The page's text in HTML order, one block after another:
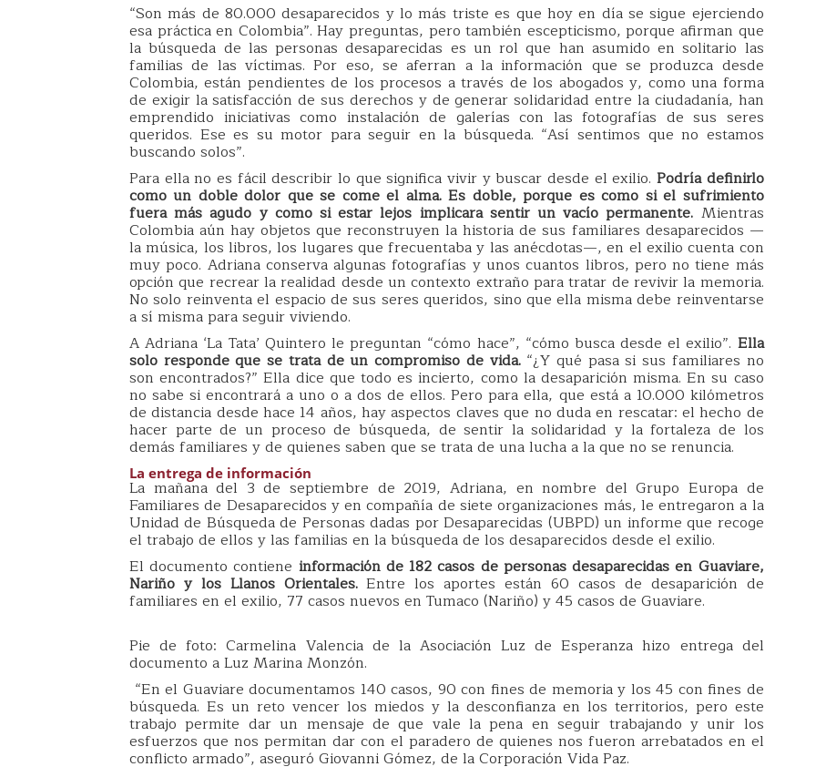
“Son más de 80.000 desaparecidos y lo más triste es que hoy en día se sigue ejerciendo
esa práctica en Colombia”. Hay preguntas, pero también escepticismo, porque afirman que
la búsqueda de las personas desaparecidas es un rol que han asumido en solitario las
familias de las víctimas. Por eso, se aferran a la información que se produzca desde
Colombia, están pendientes de los procesos a través de los abogados y, como una forma
de exigir la satisfacción de sus derechos y de generar solidaridad entre la ciudadanía, han
emprendido iniciativas como instalación de galerías con las fotografías de sus seres
queridos. Ese es su motor para seguir en la búsqueda. “Así sentimos que no estamos
buscando solos”.
Para ella no es fácil describir lo que significa vivir y buscar desde el exilio. Podría definirlo
como un doble dolor que se come el alma. Es doble, porque es como si el sufrimiento
fuera más agudo y como si estar lejos implicara sentir un vacío permanente. Mientras
Colombia aún hay objetos que reconstruyen la historia de sus familiares desaparecidos —
la música, los libros, los lugares que frecuentaba y las anécdotas—, en el exilio cuenta con
muy poco. Adriana conserva algunas fotografías y unos cuantos libros, pero no tiene más
opción que recrear la realidad desde un contexto extraño para tratar de revivir la memoria.
No solo reinventa el espacio de sus seres queridos, sino que ella misma debe reinventarse
a sí misma para seguir viviendo.
A Adriana ‘La Tata’ Quintero le preguntan “cómo hace”, “cómo busca desde el exilio”. Ella
solo responde que se trata de un compromiso de vida. “¿Y qué pasa si sus familiares no
son encontrados?” Ella dice que todo es incierto, como la desaparición misma. En su caso
no sabe si encontrará a uno o a dos de ellos. Pero para ella, que está a 10.000 kilómetros
de distancia desde hace 14 años, hay aspectos claves que no duda en rescatar: el hecho de
hacer parte de un proceso de búsqueda, de sentir la solidaridad y la fortaleza de los
demás familiares y de quienes saben que se trata de una lucha a la que no se renuncia.
La entrega de información
La mañana del 3 de septiembre de 2019, Adriana, en nombre del Grupo Europa de
Familiares de Desaparecidos y en compañía de siete organizaciones más, le entregaron a la
Unidad de Búsqueda de Personas dadas por Desaparecidas (UBPD) un informe que recoge
el trabajo de ellos y las familias en la búsqueda de los desaparecidos desde el exilio.
El documento contiene información de 182 casos de personas desaparecidas en Guaviare,
Nariño y los Llanos Orientales.Entre los aportes están 60 casos de desaparición de
familiares en el exilio, 77 casos nuevos en Tumaco (Nariño) y 45 casos de Guaviare.
Pie de foto: Carmelina Valencia de la Asociación Luz de Esperanza hizo entrega del
documento a Luz Marina Monzón.
“En el Guaviare documentamos 140 casos, 90 con fines de memoria y los 45 con fines de
búsqueda. Es un reto vencer los miedos y la desconfianza en los territorios, pero este
trabajo permite dar un mensaje de que vale la pena en seguir trabajando y unir los
esfuerzos que nos permitan dar con el paradero de quienes nos fueron arrebatados en el
conflicto armado”, aseguró Giovanni Gómez, de la Corporación Vida Paz.